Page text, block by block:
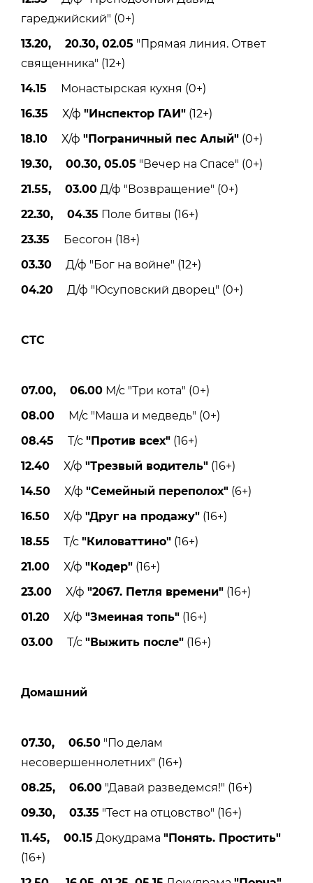
гареджийский" (0+)
13.20, 20.30, 02.05 "Прямая линия. Ответ
священника" (12+)
14.15 Монастырская кухня (0+)
16.35 Х/ф "Инспектор ГАИ" (12+)
18.10 Х/ф "Пограничный пес Алый" (0+)
19.30, 00.30, 05.05 "Вечер на Спасе" (0+)
21.55, 03.00 Д/ф "Возвращение" (0+)
22.30, 04.35 Поле битвы (16+)
23.35 Бесогон (18+)
03.30 Д/ф "Бог на войне" (12+)
04.20 Д/ф "Юсуповский дворец" (0+)
СТС
07.00, 06.00 М/с "Три кота" (0+)
08.00 М/с "Маша и медведь" (0+)
08.45 Т/с "Против всех" (16+)
12.40 Х/ф "Трезвый водитель" (16+)
14.50 Х/ф "Семейный переполох" (6+)
16.50 Х/ф "Друг на продажу" (16+)
18.55 Т/с "Киловаттино" (16+)
21.00 Х/ф "Кодер" (16+)
23.00 Х/ф "2067. Петля времени" (16+)
01.20 Х/ф "Змеиная топь" (16+)
03.00 Т/с "Выжить после" (16+)
Домашний
07.30, 06.50 "По делам
несовершеннолетних" (16+)
08.25, 06.00 "Давай разведемся!" (16+)
09.30, 03.35 "Тест на отцовство" (16+)
11.45, 00.15 Докудрама "Понять. Простить"
(16+)